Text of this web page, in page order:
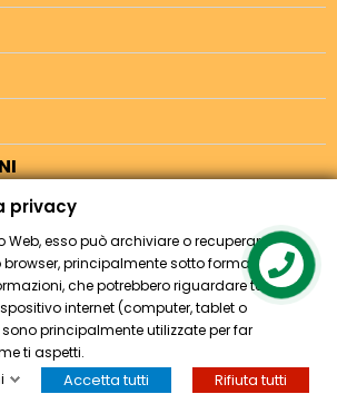
-credits
CASSA CERCA
privacy
Web, esso può archiviare o recuperare
principalmente sotto forma di
che potrebbero riguardare te, le tue
internet (computer, tablet o
principalmente utilizzate per far
ti aspetti.
Accetta tutti Rifiuta tutti
Contact us